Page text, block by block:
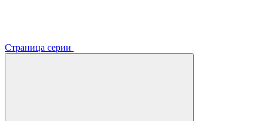
Страница серии